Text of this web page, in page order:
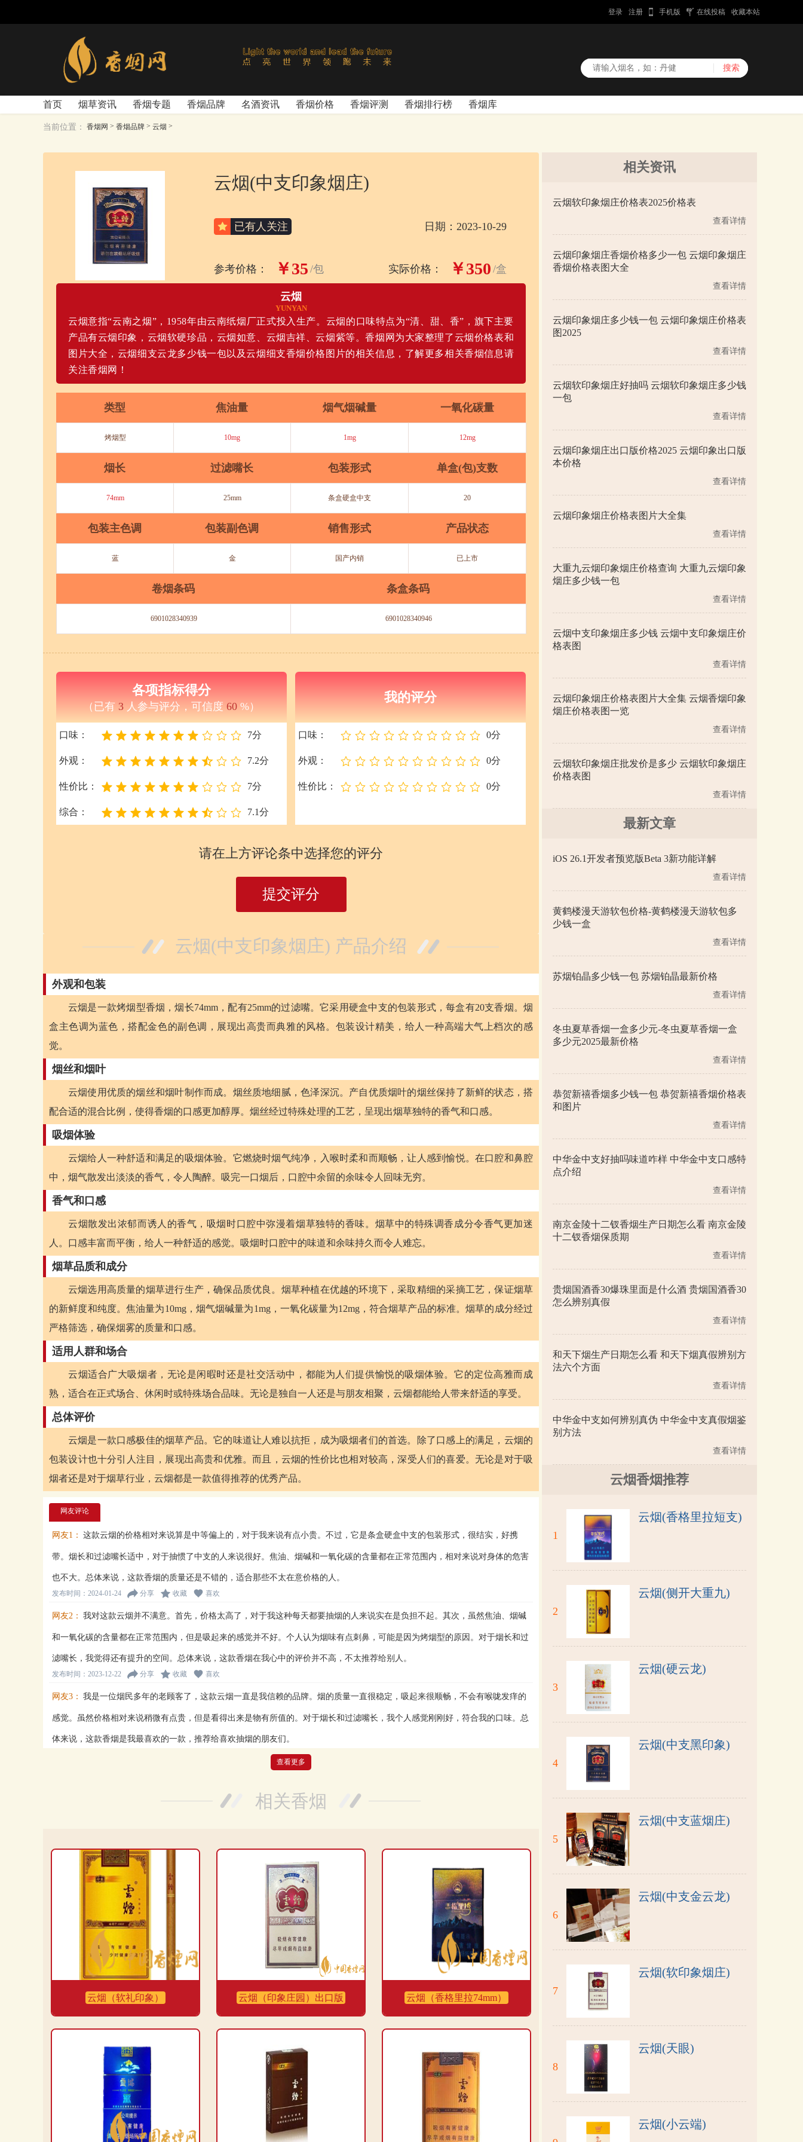
登录 注册 手机版 在线投稿 收藏本站
首页 烟草资讯 香烟专题 香烟品牌 名酒资讯 香烟价格 香烟评测 香烟排行榜 香烟库
当前位置： 香烟网 > 香烟品牌 > 云烟 >
云烟(中支印象烟庄)
已有人关注 日期：2023-10-29
参考价格： ￥35 /包 实际价格： ￥350 /盒
云烟
YUNYAN
云烟意指“云南之烟”，1958年由云南纸烟厂正式投入生产。云烟的口味特点为“清、甜、香”，旗下主要
产品有云烟印象，云烟软硬珍品，云烟如意、云烟吉祥、云烟紫等。香烟网为大家整理了云烟价格表和
图片大全，云烟细支云龙多少钱一包以及云烟细支香烟价格图片的相关信息，了解更多相关香烟信息请
关注香烟网！
类型 焦油量 烟气烟碱量 一氧化碳量
烤烟型 10mg 1mg 12mg
烟长 过滤嘴长 包装形式 单盒(包)支数
74mm 25mm 条盒硬盒中支 20
包装主色调 包装副色调 销售形式 产品状态
蓝 金 国产内销 已上市
卷烟条码 条盒条码
6901028340939 6901028340946
各项指标得分
（已有 3 人参与评分，可信度 60 %）
口味： 7分
外观： 7.2分
性价比： 7分
综合： 7.1分
我的评分
口味： 0分
外观： 0分
性价比： 0分
请在上方评论条中选择您的评分
提交评分
云烟(中支印象烟庄) 产品介绍
外观和包装
云烟是一款烤烟型香烟，烟长74mm，配有25mm的过滤嘴。它采用硬盒中支的包装形式，每盒有20支香烟。烟
盒主色调为蓝色，搭配金色的副色调，展现出高贵而典雅的风格。包装设计精美，给人一种高端大气上档次的感
觉。
烟丝和烟叶
云烟使用优质的烟丝和烟叶制作而成。烟丝质地细腻，色泽深沉。产自优质烟叶的烟丝保持了新鲜的状态，搭
配合适的混合比例，使得香烟的口感更加醇厚。烟丝经过特殊处理的工艺，呈现出烟草独特的香气和口感。
吸烟体验
云烟给人一种舒适和满足的吸烟体验。它燃烧时烟气纯净，入喉时柔和而顺畅，让人感到愉悦。在口腔和鼻腔
中，烟气散发出淡淡的香气，令人陶醉。吸完一口烟后，口腔中余留的余味令人回味无穷。
香气和口感
云烟散发出浓郁而诱人的香气，吸烟时口腔中弥漫着烟草独特的香味。烟草中的特殊调香成分令香气更加迷
人。口感丰富而平衡，给人一种舒适的感觉。吸烟时口腔中的味道和余味持久而令人难忘。
烟草品质和成分
云烟选用高质量的烟草进行生产，确保品质优良。烟草种植在优越的环境下，采取精细的采摘工艺，保证烟草
的新鲜度和纯度。焦油量为10mg，烟气烟碱量为1mg，一氧化碳量为12mg，符合烟草产品的标准。烟草的成分经过
严格筛选，确保烟雾的质量和口感。
适用人群和场合
云烟适合广大吸烟者，无论是闲暇时还是社交活动中，都能为人们提供愉悦的吸烟体验。它的定位高雅而成
熟，适合在正式场合、休闲时或特殊场合品味。无论是独自一人还是与朋友相聚，云烟都能给人带来舒适的享受。
总体评价
云烟是一款口感极佳的烟草产品。它的味道让人难以抗拒，成为吸烟者们的首选。除了口感上的满足，云烟的
包装设计也十分引人注目，展现出高贵和优雅。而且，云烟的性价比也相对较高，深受人们的喜爱。无论是对于吸
烟者还是对于烟草行业，云烟都是一款值得推荐的优秀产品。
网友评论
网友1： 这款云烟的价格相对来说算是中等偏上的，对于我来说有点小贵。不过，它是条盒硬盒中支的包装形式，很结实，好携
带。烟长和过滤嘴长适中，对于抽惯了中支的人来说很好。焦油、烟碱和一氧化碳的含量都在正常范围内，相对来说对身体的危害
也不大。总体来说，这款香烟的质量还是不错的，适合那些不太在意价格的人。
发布时间：2024-01-24 分享 收藏 喜欢
网友2： 我对这款云烟并不满意。首先，价格太高了，对于我这种每天都要抽烟的人来说实在是负担不起。其次，虽然焦油、烟碱
和一氧化碳的含量都在正常范围内，但是吸起来的感觉并不好。个人认为烟味有点刺鼻，可能是因为烤烟型的原因。对于烟长和过
滤嘴长，我觉得还有提升的空间。总体来说，这款香烟在我心中的评价并不高，不太推荐给别人。
发布时间：2023-12-22 分享 收藏 喜欢
网友3： 我是一位烟民多年的老顾客了，这款云烟一直是我信赖的品牌。烟的质量一直很稳定，吸起来很顺畅，不会有喉咙发痒的
感觉。虽然价格相对来说稍微有点贵，但是看得出来是物有所值的。对于烟长和过滤嘴长，我个人感觉刚刚好，符合我的口味。总
体来说，这款香烟是我最喜欢的一款，推荐给喜欢抽烟的朋友们。
烟长和过滤嘴长合适，抽起来比较舒服。焦油、烟碱和一氧化碳的含量都在正常范围内，对身体的危害相对较小。总体来说，这款
这款云烟的价格相对来说比较实惠，对于一般人来说还是可以接受的。但是，我个人觉得烤烟型的香烟不太适合我，味道
有点苦涩，不够柔和。虽然焦油、烟碱和一氧化碳的含量都在正常范围内，但是对于对烟碱的依赖较高的人来说可能效果不明显。
总体来说，这款香烟的吸烟体验一般，适合那些不太注重香味的人。
分享
查看更多
相关香烟
云烟（软礼印象） 云烟（印象庄园）出口版 云烟（香格里拉74mm）
相关资讯
云烟软印象烟庄价格表2025价格表
查看详情
云烟印象烟庄香烟价格多少一包 云烟印象烟庄
香烟价格表图大全
查看详情
云烟印象烟庄多少钱一包 云烟印象烟庄价格表
图2025
查看详情
云烟软印象烟庄好抽吗 云烟软印象烟庄多少钱
一包
查看详情
云烟印象烟庄出口版价格2025 云烟印象出口版
本价格
查看详情
云烟印象烟庄价格表图片大全集
查看详情
大重九云烟印象烟庄价格查询 大重九云烟印象
烟庄多少钱一包
查看详情
云烟中支印象烟庄多少钱 云烟中支印象烟庄价
格表图
查看详情
云烟印象烟庄价格表图片大全集 云烟香烟印象
烟庄价格表图一览
查看详情
云烟软印象烟庄批发价是多少 云烟软印象烟庄
价格表图
查看详情
最新文章
iOS 26.1开发者预览版Beta 3新功能详解
查看详情
黄鹤楼漫天游软包价格-黄鹤楼漫天游软包多
少钱一盒
查看详情
苏烟铂晶多少钱一包 苏烟铂晶最新价格
查看详情
冬虫夏草香烟一盒多少元-冬虫夏草香烟一盒
多少元2025最新价格
查看详情
恭贺新禧香烟多少钱一包 恭贺新禧香烟价格表
和图片
查看详情
中华金中支好抽吗味道咋样 中华金中支口感特
点介绍
查看详情
南京金陵十二钗香烟生产日期怎么看 南京金陵
十二钗香烟保质期
查看详情
贵烟国酒香30爆珠里面是什么酒 贵烟国酒香30
怎么辨别真假
查看详情
和天下烟生产日期怎么看 和天下烟真假辨别方
法六个方面
查看详情
中华金中支如何辨别真伪 中华金中支真假烟鉴
别方法
查看详情
云烟香烟推荐
1
云烟(香格里拉短支)
2
云烟(侧开大重九)
3
云烟(硬云龙)
4
云烟(中支黑印象)
5
云烟(中支蓝烟庄)
6
云烟(中支金云龙)
7
云烟(软印象烟庄)
8
云烟(天眼)
云烟(小云端)